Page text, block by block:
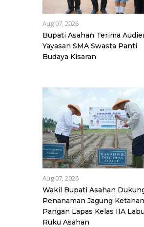
Aug 07, 2026
Bupati Asahan Terima
Yayasan SMA Swasta Panti
Budaya Kisaran
Aug 07, 2026
Wakil Bupati Asahan
Penanaman Jagung
Pangan Lapas Kelas IIA
Ruku Asahan